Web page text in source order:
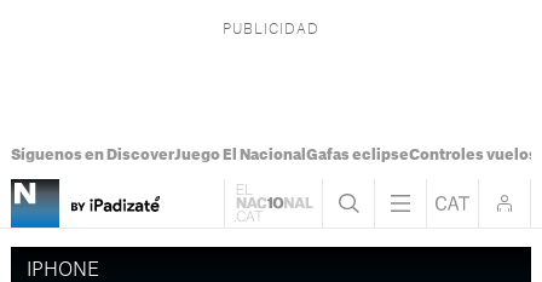
Síguenos en DiscoverJuego El Nacional Gafas eclipseControles vuelos
IPHONE